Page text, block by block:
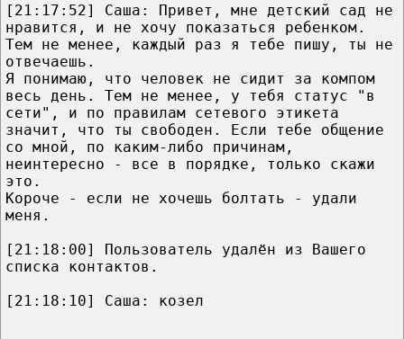
[21:17:52] Саша: Привет, мне детский сад не
нравится, и не хочу показаться ребенком.
Тем не менее, каждый раз я тебе пишу, ты не
отвечаешь.
Я понимаю, что человек не сидит за компом
весь день. Тем не менее, у тебя статус "в
сети", и по правилам сетевого этикета
значит, что ты свободен. Если тебе общение
со мной, по каким-либо причинам,
неинтересно - все в порядке, только скажи
это.
Короче - если не хочешь болтать - удали
меня.
[21:18:00] Пользователь удалён из Вашего
списка контактов.
[21:18:10] Саша: козел